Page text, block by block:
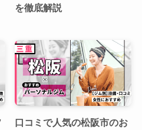
を徹底解説
口コミで人気の松阪市のお